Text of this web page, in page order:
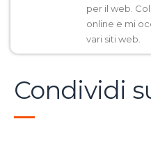
per il web.
online e mi
vari siti web.
Condividi